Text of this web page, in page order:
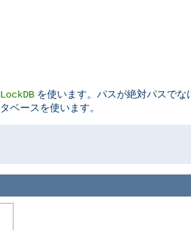
を使います。パスが絶対パスでな
ベースを使います。